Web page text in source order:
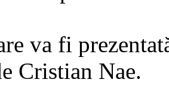
va fi
Cristian Nae.